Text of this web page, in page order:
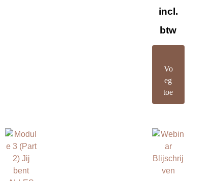
incl.
btw
Vo
eg
toe